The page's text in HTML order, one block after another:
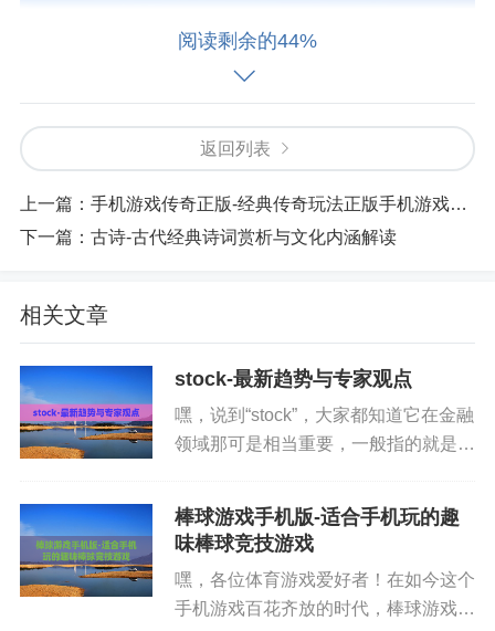
手机互动游戏的发展速度那是相当惊人。随着智能
手机性能的不断提升，游戏的画面越来越精美，玩
法也越来越复杂。从最初简单的文字互动游戏，到
现在3D建模、实时渲染的大型游戏，技术的进步让
越来越注重用户体验，不断推出新的活动和玩法，
吸引更多玩家。手机互动游戏对社会也产生了多方
面的影响。对于年轻人来说，它提供了一种娱乐和
社交的途径，让大家可以在忙碌的学习和工作之余
阅读剩余的44%
返回列表
上一篇： 手机游戏传奇正版-经典传奇玩法正版手机游戏体验
下一篇： 古诗-古代经典诗词赏析与文化内涵解读
相关文章
stock-最新趋势与专家观点
嘿，说到“stock”，大家都知道它在金融
领域那可是相当重要，一般指的就是股
听到股市涨涨跌跌的消息，陌生则是因
为真正搞明白它运行机制...
棒球游戏手机版-适合手机玩的趣
味棒球竞技游戏
嘿，各位体育游戏爱好者！在如今这个
手机游戏百花齐放的时代，棒球游戏手